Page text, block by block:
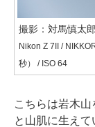
撮影：対馬慎太郎
Nikon Z 7II /
秒） / ISO 64
こちらは岩木
と山肌に生え